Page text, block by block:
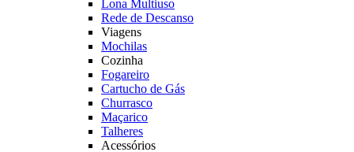
Lona Multiuso
Rede de Descanso
Viagens
Mochilas
Cozinha
Fogareiro
Cartucho de Gás
Churrasco
Maçarico
Talheres
Acessórios